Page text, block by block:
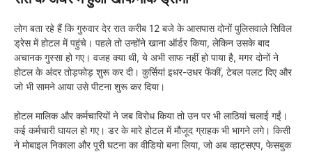
लोग बता रहे हैं कि गुरुवार देर रात करीब 12 बजे के आसपास दोनों पुलिसवाले सिविल
ड्रेस में होटल में पहुंचे। पहले तो उन्होंने खाना ऑर्डर किया, लेकिन उसके बाद
अचानक गुस्सा हो गए। वजह क्या थी, ये अभी साफ नहीं हो पाया है, मगर दोनों ने
होटल के अंदर तोड़फोड़ शुरू कर दी। कुर्सियां इधर-उधर फेंकीं, टेबल पलट दिए और
जो भी सामने आया उसे पीटना शुरू कर दिया।
होटल मालिक और कर्मचारियों ने जब विरोध किया तो उन पर भी लाठियां चलाई गईं।
कई कर्मचारी घायल हो गए। डर के मारे होटल में मौजूद ग्राहक भी भागने लगे। किसी
ने मोबाइल निकाला और पूरी घटना का वीडियो बना लिया, जो अब व्हाट्सएप, फेसबुक